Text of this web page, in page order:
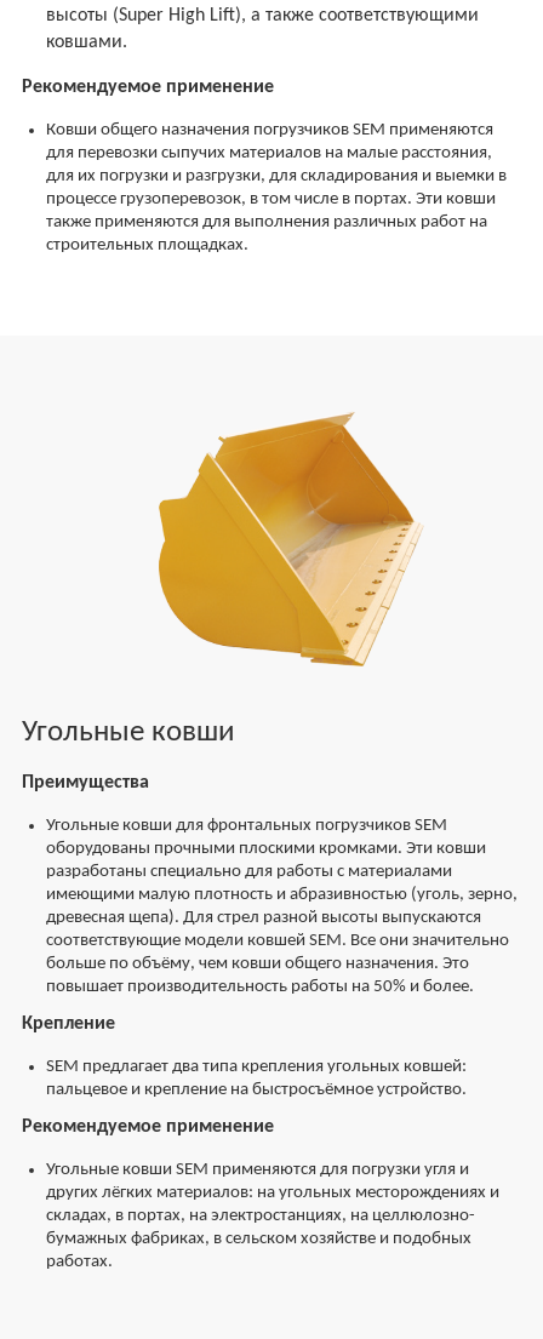
высоты (Super High Lift), а также соответствующими
ковшами.
Рекомендуемое применение
Ковши общего назначения погрузчиков SEM применяются
для перевозки сыпучих материалов на малые расстояния,
для их погрузки и разгрузки, для складирования и выемки в
процессе грузоперевозок, в том числе в портах. Эти ковши
также применяются для выполнения различных работ на
строительных площадках.
Угольные ковши
Преимущества
Угольные ковши для фронтальных погрузчиков SEM
оборудованы прочными плоскими кромками. Эти ковши
разработаны специально для работы с материалами
имеющими малую плотность и абразивностью (уголь, зерно,
древесная щепа). Для стрел разной высоты выпускаются
соответствующие модели ковшей SEM. Все они значительно
больше по объёму, чем ковши общего назначения. Это
повышает производительность работы на 50% и более.
Крепление
SEM предлагает два типа крепления угольных ковшей:
пальцевое и крепление на быстросъёмное устройство.
Рекомендуемое применение
Угольные ковши SEM применяются для погрузки угля и
других лёгких материалов: на угольных месторождениях и
складах, в портах, на электростанциях, на целлюлозно-
бумажных фабриках, в сельском хозяйстве и подобных
работах.